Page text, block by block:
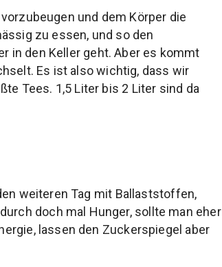
und dem Körper die
zu essen, und so den
in den Keller geht. Aber es kommt
Es ist also wichtig, dass wir
Tees. 1,5 Liter bis 2 Liter sind da
weiteren Tag mit Ballaststoffen,
doch mal Hunger, sollte man eher
lassen den Zuckerspiegel aber